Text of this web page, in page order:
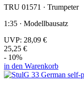
TRU 01571 · Trumpeter
1:35 · Modellbausatz
UVP: 28,09 €
25,25 €
- 10%
in den Warenkorb